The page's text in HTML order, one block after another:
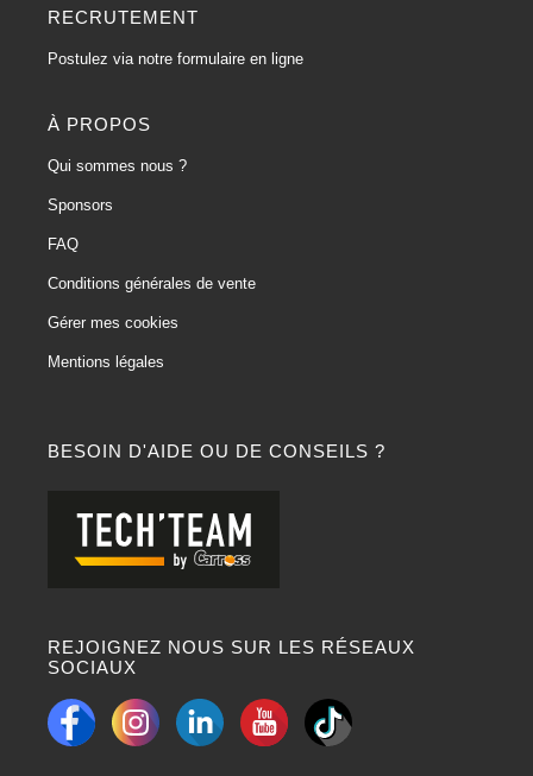
BESOIN D'AIDE OU DE CONSEILS ?
REJOIGNEZ NOUS SUR LES RÉSEAUX
SOCIAUX
RECRUTEMENT
Postulez via notre formulaire en ligne
À PROPOS
Qui sommes nous ?
Sponsors
FAQ
Conditions générales de vente
Gérer mes cookies
Mentions légales